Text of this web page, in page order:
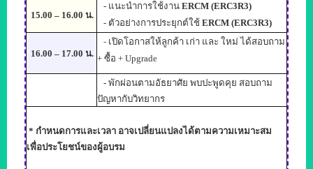
15.00 – 16.00 น.
- แนะนำการใช้งาน ERCM (ERC3R3)
- ตัวอย่างการประยุกต์ใช้ ERCM (ERC3R3)
16.00 – 17.00 น.
- เปิดโอกาสให้ลูกค้า เก่า และ ใหม่ ได้สอบถาม
+ ซื้อ + Upgrade
- พักผ่อนตามอัธยาศัย พบปะพูดคุย สอบถาม
ปัญหากับวิทยากร
* กำหนดการและเวลา อาจเปลี่ยนแปลงได้ตามความเหมาะสม
เพื่อประโยชน์ของผู้อบรม